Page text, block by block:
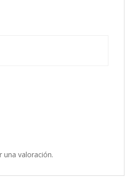
una valoración.